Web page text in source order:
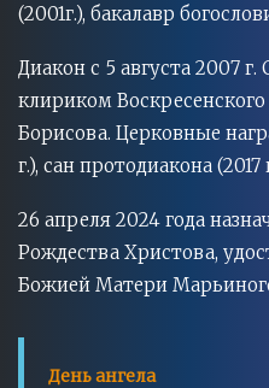
(2001г.), бакалавр
Диакон с 5 августа 2007 г.
клириком
Борисова. Церковные
г.), сан протодиакона (2017
26 апреля 2024 года
Рождества Христова,
Божией Матери
День ангела